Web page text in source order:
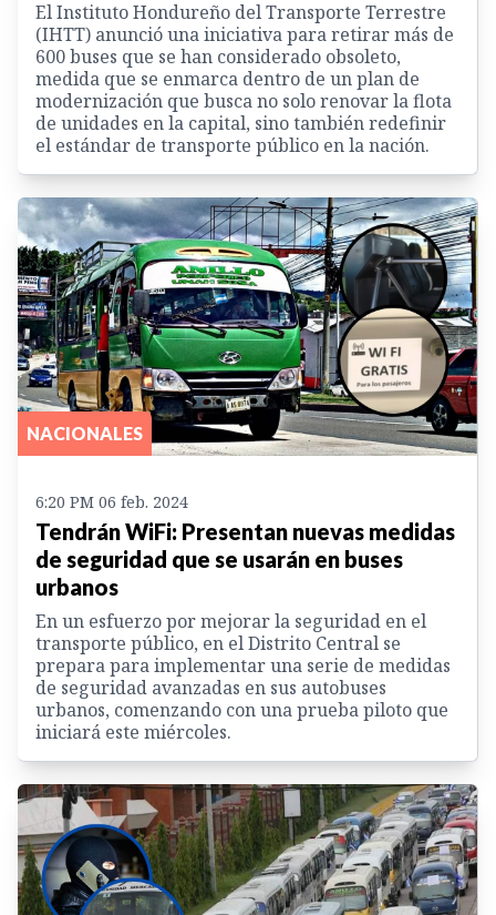
El Instituto Hondureño del Transporte Terrestre
(IHTT) anunció una iniciativa para retirar más de
600 buses que se han considerado obsoleto,
medida que se enmarca dentro de un plan de
modernización que busca no solo renovar la flota
de unidades en la capital, sino también redefinir
el estándar de transporte público en la nación.
NACIONALES
6:20 PM 06 feb. 2024
Tendrán WiFi: Presentan nuevas medidas
de seguridad que se usarán en buses
urbanos
En un esfuerzo por mejorar la seguridad en el
transporte público, en el Distrito Central se
prepara para implementar una serie de medidas
de seguridad avanzadas en sus autobuses
urbanos, comenzando con una prueba piloto que
iniciará este miércoles.